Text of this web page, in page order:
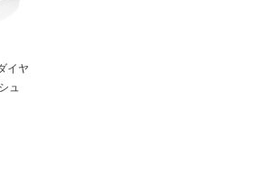
イヤ
ュ